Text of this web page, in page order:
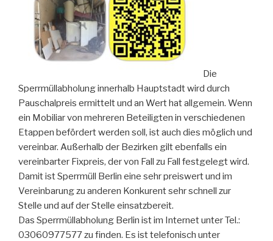
Die
Sperrmüllabholung innerhalb Hauptstadt wird durch
Pauschalpreis ermittelt und an Wert hat allgemein. Wenn
ein Mobiliar von mehreren Beteiligten in verschiedenen
Etappen befördert werden soll, ist auch dies möglich und
vereinbar. Außerhalb der Bezirken gilt ebenfalls ein
vereinbarter Fixpreis, der von Fall zu Fall festgelegt wird.
Damit ist Sperrmüll Berlin eine sehr preiswert und im
Vereinbarung zu anderen Konkurent sehr schnell zur
Stelle und auf der Stelle einsatzbereit.
Das Sperrmüllabholung Berlin ist im Internet unter Tel.:
03060977577 zu finden. Es ist telefonisch unter